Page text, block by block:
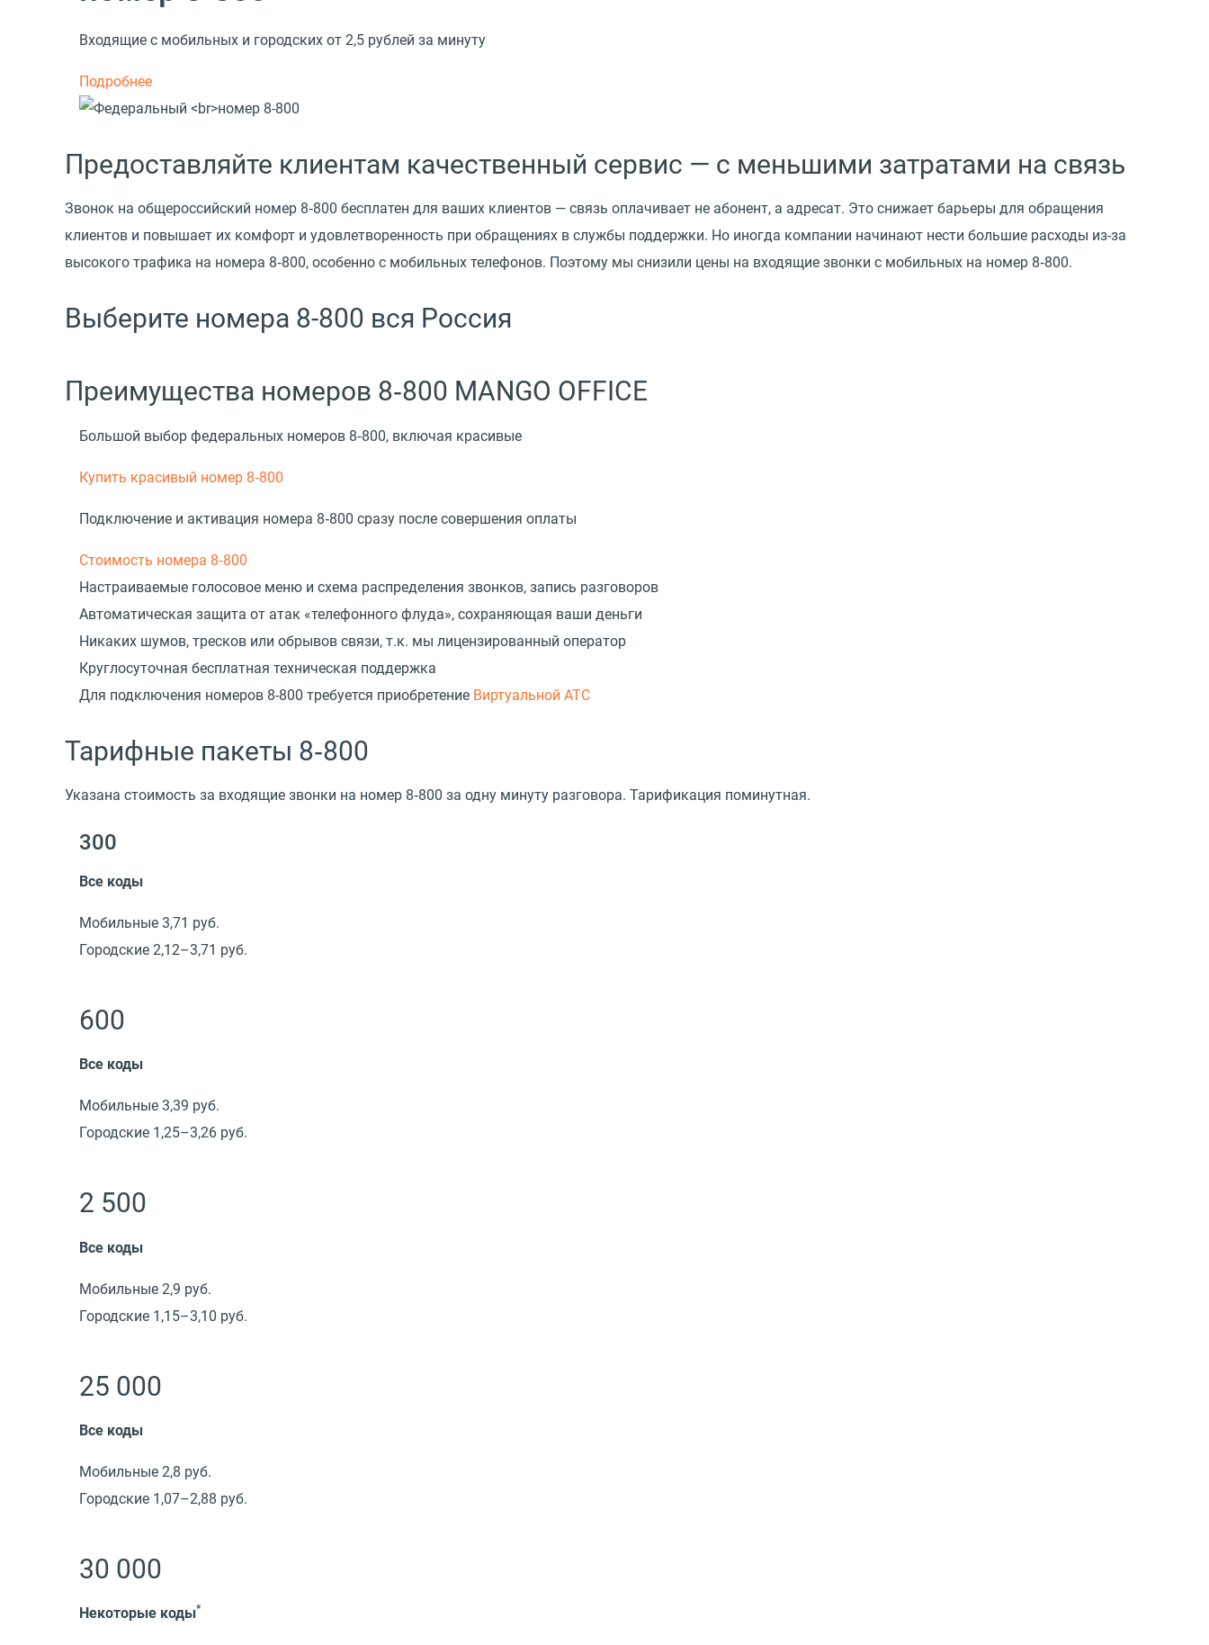
Входящие с мобильных и городских от 2,5 рублей за минуту
Подробнее
Предоставляйте клиентам качественный сервис — с меньшими затратами на связь
Звонок на общероссийский номер 8‑800 бесплатен для ваших клиентов — связь оплачивает не абонент, а адресат. Это снижает барьеры для обращения
клиентов и повышает их комфорт и удовлетворенность при обращениях в службы поддержки. Но иногда компании начинают нести большие расходы из-за
высокого трафика на номера 8‑800, особенно с мобильных телефонов. Поэтому мы снизили цены на входящие звонки с мобильных на номер 8‑800.
Выберите номера 8-800 вся Россия
Преимущества номеров 8‑800 MANGO OFFICE
Большой выбор федеральных номеров 8‑800, включая красивые
Купить красивый номер 8‑800
Подключение и активация номера 8‑800 сразу после совершения оплаты
Стоимость номера 8‑800
Настраиваемые голосовое меню и схема распределения звонков, запись разговоров
Автоматическая защита от атак «телефонного флуда», сохраняющая ваши деньги
Никаких шумов, тресков или обрывов связи, т.к. мы лицензированный оператор
Круглосуточная бесплатная техническая поддержка
Для подключения номеров 8-800 требуется приобретение Виртуальной АТС
Тарифные пакеты 8‑800
Указана стоимость за входящие звонки на номер 8‑800 за одну минуту разговора. Тарификация поминутная.
300
Все коды
Мобильные 3,71 руб.
Городские 2,12–3,71 руб.
600
Все коды
Мобильные 3,39 руб.
Городские 1,25–3,26 руб.
2 500
Все коды
Мобильные 2,9 руб.
Городские 1,15–3,10 руб.
25 000
Все коды
Мобильные 2,8 руб.
Городские 1,07–2,88 руб.
30 000
Некоторые коды*